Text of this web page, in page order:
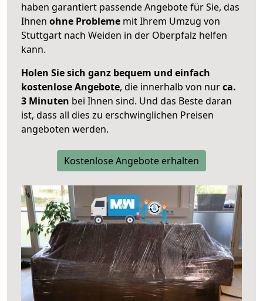
haben garantiert passende Angebote für Sie, das
Ihnen ohne Probleme mit Ihrem Umzug von
Stuttgart nach Weiden in der Oberpfalz helfen
kann.
Holen Sie sich ganz bequem und einfach
kostenlose Angebote, die innerhalb von nurca.
3 Minuten bei Ihnen sind. Und das Beste daran
ist, dass all dies zu erschwinglichen Preisen
angeboten werden.
Kostenlose Angebote erhalten